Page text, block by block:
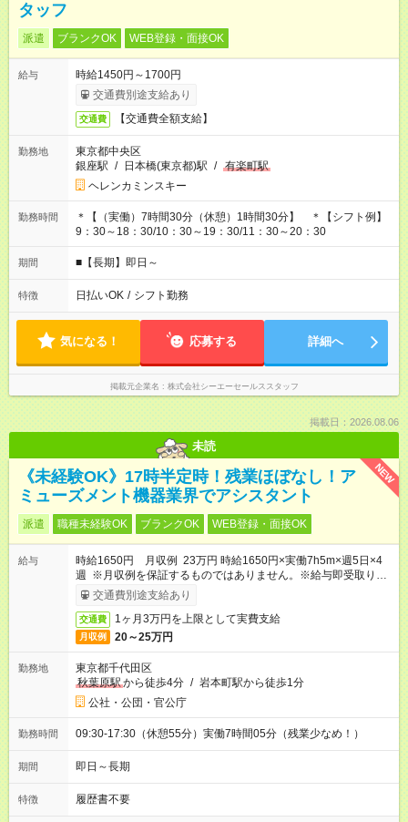
タッフ
派遣 ブランクOK WEB登録・面接OK
給与
時給1450円～1700円
交通費別途支給あり
交通費 【交通費全額支給】
勤務地
東京都中央区
銀座駅 / 日本橋(東京都)駅 / 有楽町駅
ヘレンカミンスキー
勤務時間
＊【（実働）7時間30分（休憩）1時間30分】 ＊【シフト例】
9：30～18：30/10：30～19：30/11：30～20：30
期間 ■【長期】即日～
特徴 日払いOK / シフト勤務
気になる！ 応募する 詳細へ
掲載元企業名 株式会社シーエーセールススタッフ
掲載日：2026.08.06
未読
NEW
《未経験OK》17時半定時！残業ほぼなし！ア
ミューズメント機器業界でアシスタント
派遣 職種未経験OK ブランクOK WEB登録・面接OK
給与
時給1650円 月収例 23万円 時給1650円×実働7h5m×週5日×4
週 ※月収例を保証するものではありません。※給与即受取りサ
ービス利用可（利用条件有）
交通費別途支給あり
交通費 1ヶ月3万円を上限として実費支給
月収例 20～25万円
勤務地
東京都千代田区
秋葉原駅から徒歩4分 / 岩本町駅から徒歩1分
公社・公団・官公庁
勤務時間 09:30-17:30（休憩55分）実働7時間05分（残業少なめ！）
期間 即日～長期
特徴 履歴書不要